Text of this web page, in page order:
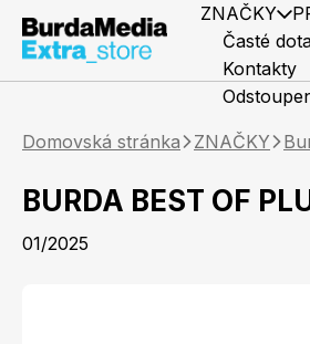
ZNAČKY
Časté
Kontakty
Domovská stránka ZNAČKY
BURDA BEST OF
01/2025